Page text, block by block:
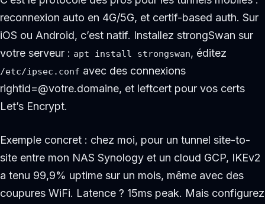
reconnexion auto en 4G/5G, et certif-based auth. Sur
iOS ou Android, c’est natif. Installez strongSwan sur
votre serveur : apt install strongswan, éditez
/etc/ipsec.conf avec des connexions
rightid=@votre.domaine, et leftcert pour vos certs
Let’s Encrypt.
Exemple concret : chez moi, pour un tunnel site-to-
site entre mon NAS Synology et un cloud GCP, IKEv2
a tenu 99,9% uptime sur un mois, même avec des
coupures WiFi. Latence ? 15ms peak. Mais configurez